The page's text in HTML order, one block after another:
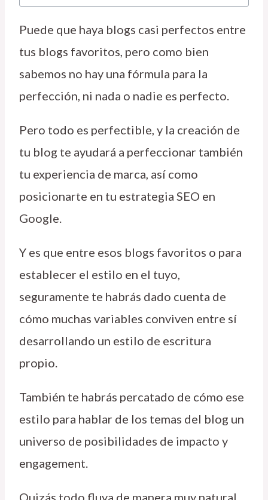
Puede que haya blogs casi perfectos entre
tus blogs favoritos, pero como bien
sabemos no hay una fórmula para la
perfección, ni nada o nadie es perfecto.
Pero todo es perfectible, y la creación de
tu blog te ayudará a perfeccionar también
tu experiencia de marca, así como
posicionarte en tu estrategia SEO en
Google.
Y es que entre esos blogs favoritos o para
establecer el estilo en el tuyo,
seguramente te habrás dado cuenta de
cómo muchas variables conviven entre sí
desarrollando un estilo de escritura
propio.
También te habrás percatado de cómo ese
estilo para hablar de los temas del blog un
universo de posibilidades de impacto y
engagement.
Quizás todo fluya de manera muy natural,